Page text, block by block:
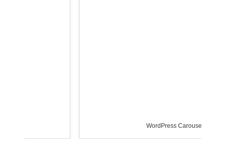
WordPress Carousel Trial Version